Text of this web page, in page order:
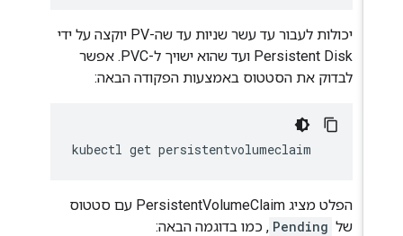
יכולות לעבור עד עשר שניות עד שה-PV יוקצה על ידי
Persistent Disk ועד שהוא ישויך ל-PVC. אפשר
לבדוק את הסטטוס באמצעות הפקודה הבאה:
הפלט מציג PersistentVolumeClaim עם סטטוס
Pending , כמו בדוגמה הבאה: